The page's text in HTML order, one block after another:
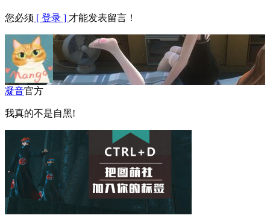
您必须 [ 登录 ] 才能发表留言！
凝音官方
我真的不是自黑!